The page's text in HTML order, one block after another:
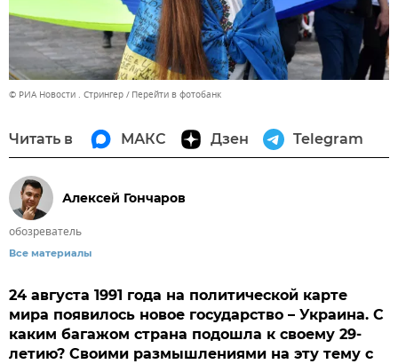
© РИА Новости . Стрингер Перейти в фотобанк
Читать в МАКС Дзен Telegram
Алексей Гончаров
обозреватель
Все материалы
24 августа 1991 года на политической карте
мира появилось новое государство – Украина. С
каким багажом страна подошла к своему 29-
летию? Своими размышлениями на эту тему с